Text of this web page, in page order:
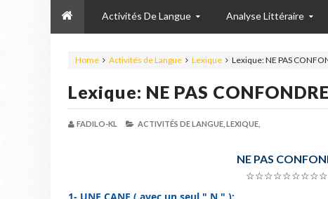
Activités De Langue Analyse Littéraire
Home Activités de Langue Lexique Lexique: NE PAS
Lexique: NE PAS
FADILO-KL ACTIVITÉS DE LANGUE, LEXIQUE,
NE PAS